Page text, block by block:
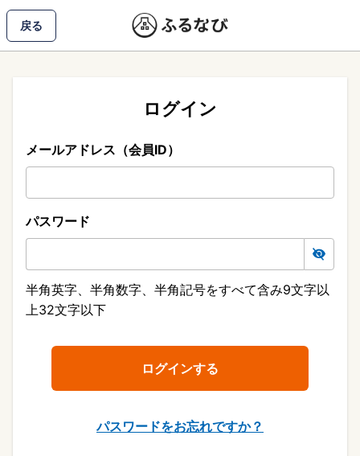
戻る
ログイン
メールアドレス（会員ID）
パスワード
半角英字、半角数字、半角記号をすべて含み9文字以
上32文字以下
パスワードをお忘れですか？